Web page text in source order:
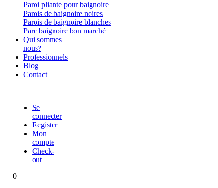
Paroi pliante pour baignoire
Parois de baignoire noires
Parois de baignoire blanches
Pare baignoire bon marché
Qui sommes
nous?
Professionnels
Blog
Contact
Se
connecter
Register
Mon
compte
Check-
out
0